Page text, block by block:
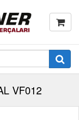
VF012